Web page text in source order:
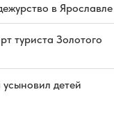
в Ярославле
туриста Золотого
детей